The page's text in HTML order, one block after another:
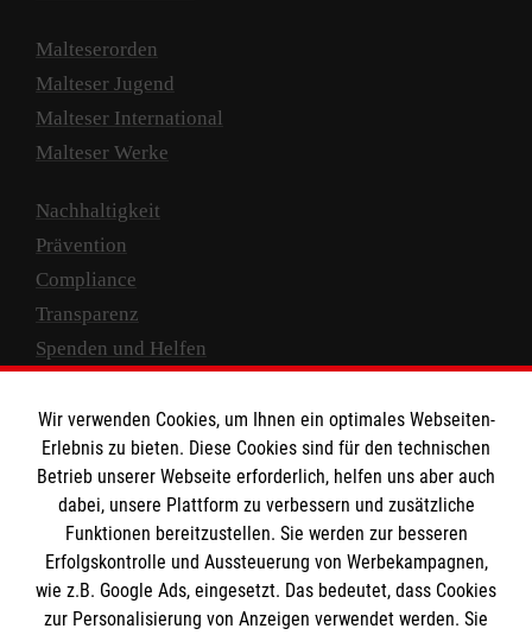
Malteserorden
Malteser Jugend
Malteser International
Malteser Werke
Nachhaltigkeit
Prävention
Compliance
Transparenz
Spenden und Helfen
Empfänger: Malteser Hilfsdienst e.V.
IBAN: DE10 3706 0120 1201 2000 12
BIC: GENODED 1PA7
Wir verwenden Cookies, um Ihnen ein optimales Webseiten-
Erlebnis zu bieten. Diese Cookies sind für den technischen
Betrieb unserer Webseite erforderlich, helfen uns aber auch
dabei, unsere Plattform zu verbessern und zusätzliche
Funktionen bereitzustellen. Sie werden zur besseren
Erfolgskontrolle und Aussteuerung von Werbekampagnen,
wie z.B. Google Ads, eingesetzt. Das bedeutet, dass Cookies
zur Personalisierung von Anzeigen verwendet werden. Sie